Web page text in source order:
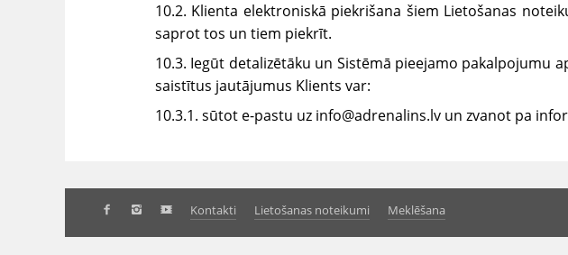
10.2. Klienta elektroniskā piekrišana šiem Lietošanas
saprot tos un tiem piekrīt.
10.3. Iegūt detalizētāku un Sistēmā pieejamo pakalpojumu
saistītus jautājumus Klients var:
10.3.1. sūtot e-pastu uz info@adrenalins.lv un zvanot pa
Kontakti Lietošanas noteikumi Meklēšana